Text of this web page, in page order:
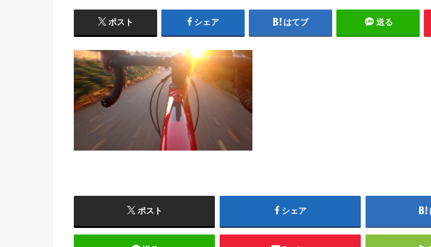
ポスト シェア はてブ 送る
ポスト シェア